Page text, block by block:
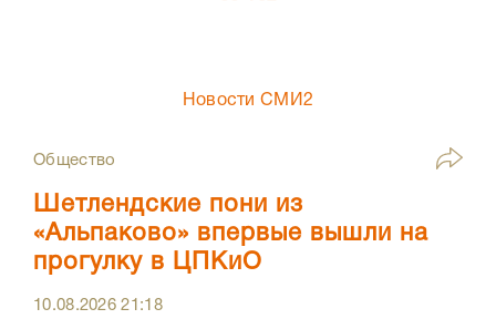
Новости СМИ2
Общество
Шетлендские пони из
«Альпаково» впервые вышли на
прогулку в ЦПКиО
10.08.202621:18